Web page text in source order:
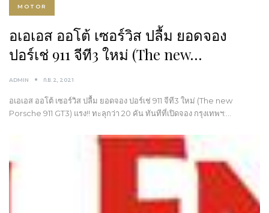
MOTOR
อเอเอส ออโต้ เซอร์วิส ปลื้ม ยอดจอง
ปอร์เช่ 911 จีที3 ใหม่ (The new…
ADMIN ก.ย. 2, 2021
อเอเอส ออโต้ เซอร์วิส ปลื้ม ยอดจอง ปอร์เช่ 911 จีที3 ใหม่ (The new
Porsche 911 GT3) แรง!! ทะลุกว่า 20 คัน ทันทีที่เปิดจอง กรุงเทพฯ:…